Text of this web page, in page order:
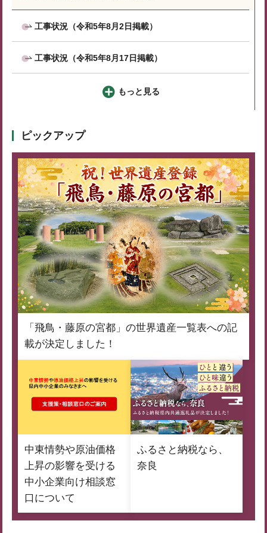
工事状況（令和5年8月2日掲載）
工事状況（令和5年8月17日掲載）
もっと見る
ピックアップ
「飛鳥・藤原の宮都」の世界遺産一覧表への記
載が決定しました！
中東情勢や原油価格
上昇の影響を受ける
中小企業向け相談窓
口について
ふるさと納税なら、
奈良